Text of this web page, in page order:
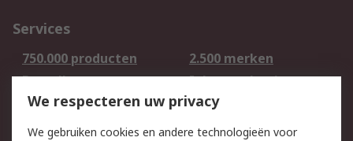
Services
750.000 producten
2.500 merken
Bestellen
Inkoopoplossingen
Retouren
Technisch advies
Track & Trace
We respecteren uw privacy
We gebruiken cookies en andere technologieën voor